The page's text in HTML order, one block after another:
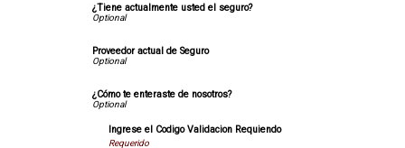
¿Tiene actualmente usted el seguro?
Proveedor actual de Seguro
¿Cómo te enteraste de nosotros?
Ingrese el Codigo Validacion Requiendo
Requerido